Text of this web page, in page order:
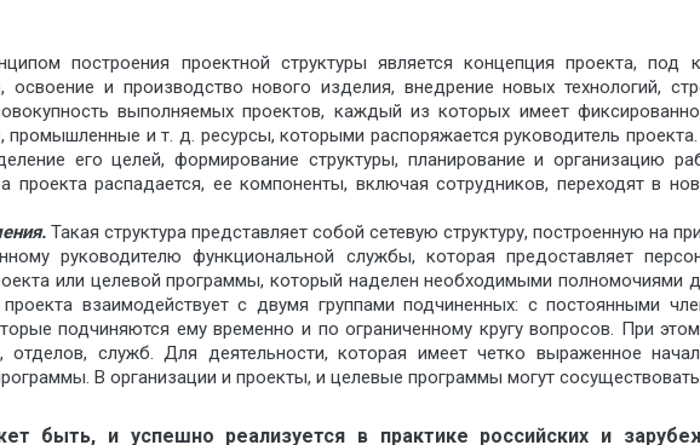
построения проектной структуры является концепция проекта, под
освоение и производство нового изделия, внедрение новых технологий,
выполняемых проектов, каждый из которых имеет
и т. д. ресурсы, которыми распоряжается руководитель
его целей, формирование структуры, планирование и организацию
проекта распадается, ее компоненты, включая сотрудников, переходят в
Такая структура представляет собой сетевую структуру, построенную на
руководителю функциональной службы, которая предоставляет
или целевой программы, который наделен необходимыми полномочиями
взаимодействует с двумя группами подчиненных: с постоянными
подчиняются ему временно и по ограниченному кругу вопросов. При
отделов, служб. Для деятельности, которая имеет четко выраженное
В организации и проекты, и целевые программы могут
быть, и успешно реализуется в практике российских и